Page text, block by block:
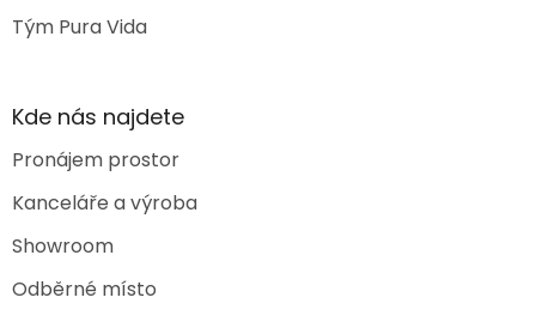
Tým Pura Vida
Kde nás najdete
Pronájem prostor
Kanceláře a výroba
Showroom
Odběrné místo